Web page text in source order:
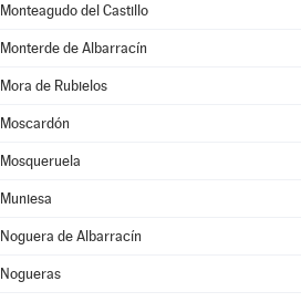
Monteagudo del Castillo
Monterde de Albarracín
Mora de Rubielos
Moscardón
Mosqueruela
Muniesa
Noguera de Albarracín
Nogueras